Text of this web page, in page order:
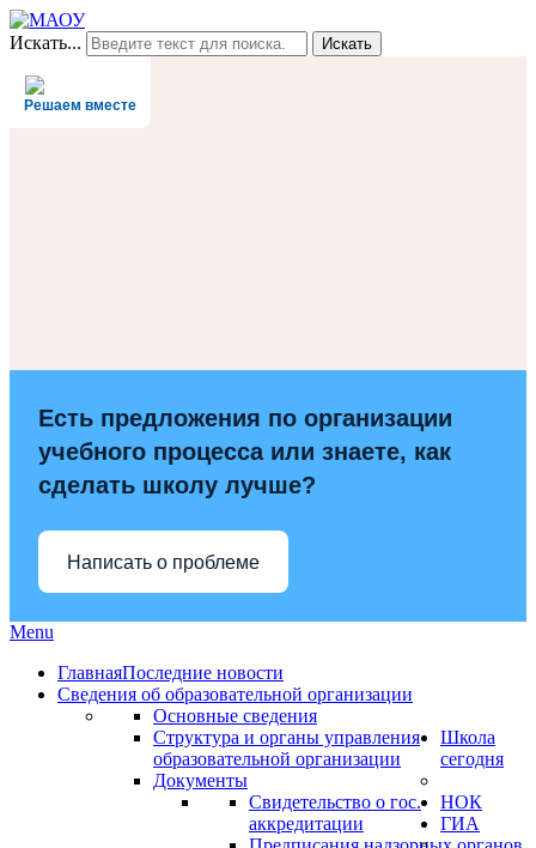
Искать... Искать
Решаем вместе
Есть предложения по организации
учебного процесса или знаете, как
сделать школу лучше?
Написать о проблеме
Menu
ГлавнаяПоследние новости
Сведения об образовательной организации
Основные сведения
Структура и органы управления
образовательной организации
Документы
Свидетельство о гос.
аккредитации
Школа
сегодня
НОК
ГИА